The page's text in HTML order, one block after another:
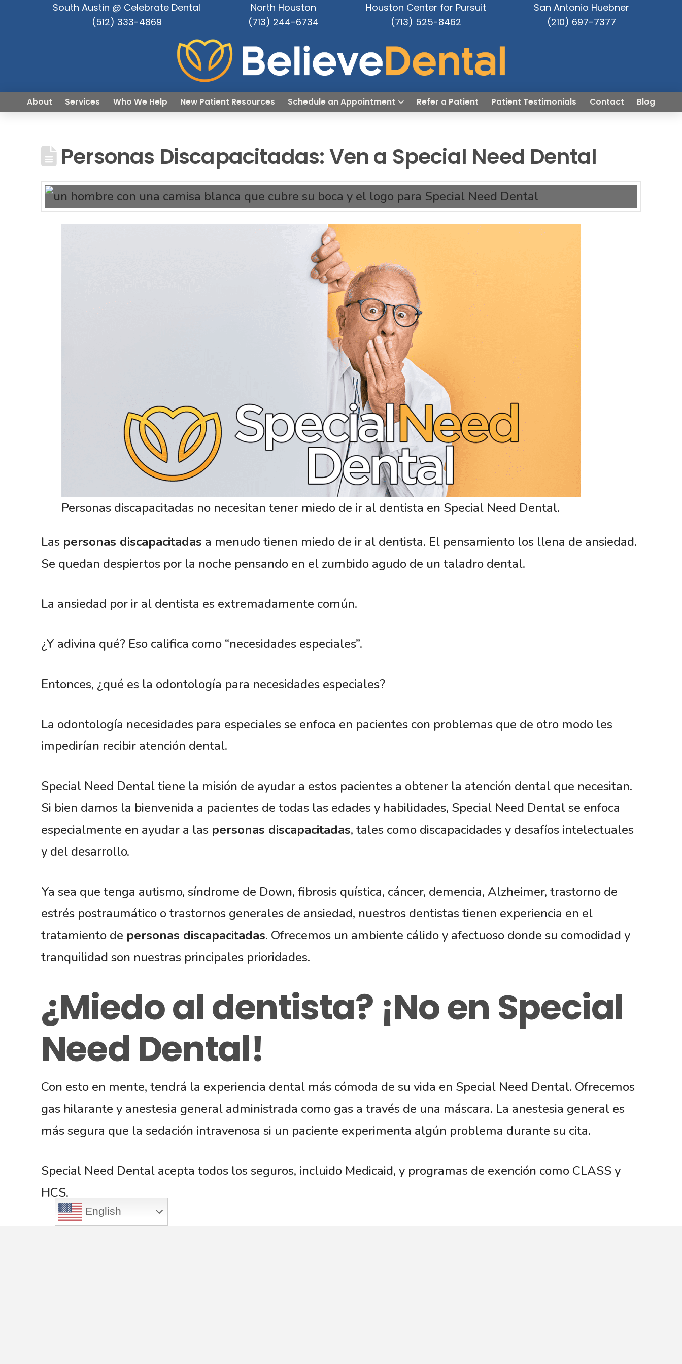
South Austin @ Celebrate Dental
(512) 333-4869
North Houston
(713) 244-6734
Houston Center for Pursuit
(713) 525-8462
San Antonio Huebner
(210) 697-7377
About Services Who We Help New Patient Resources Schedule an Appointment Refer a Patient Patient Testimonials Contact Blog
Personas Discapacitadas: Ven a Special Need Dental
Personas discapacitadas no necesitan tener miedo de ir al dentista en Special Need Dental.
Las personas discapacitadas a menudo tienen miedo de ir al dentista. El pensamiento los llena de ansiedad.
Se quedan despiertos por la noche pensando en el zumbido agudo de un taladro dental.
La ansiedad por ir al dentista es extremadamente común.
¿Y adivina qué? Eso califica como “necesidades especiales”.
Entonces, ¿qué es la odontología para necesidades especiales?
La odontología necesidades para especiales se enfoca en pacientes con problemas que de otro modo les
impedirían recibir atención dental.
Special Need Dental tiene la misión de ayudar a estos pacientes a obtener la atención dental que necesitan.
Si bien damos la bienvenida a pacientes de todas las edades y habilidades, Special Need Dental se enfoca
especialmente en ayudar a las personas discapacitadas, tales como discapacidades y desafíos intelectuales
y del desarrollo.
Ya sea que tenga autismo, síndrome de Down, fibrosis quística, cáncer, demencia, Alzheimer, trastorno de
estrés postraumático o trastornos generales de ansiedad, nuestros dentistas tienen experiencia en el
tratamiento de personas discapacitadas. Ofrecemos un ambiente cálido y afectuoso donde su comodidad y
tranquilidad son nuestras principales prioridades.
¿Miedo al dentista? ¡No en Special
Need Dental!
Con esto en mente, tendrá la experiencia dental más cómoda de su vida en Special Need Dental. Ofrecemos
gas hilarante y anestesia general administrada como gas a través de una máscara. La anestesia general es
más segura que la sedación intravenosa si un paciente experimenta algún problema durante su cita.
Special Need Dental acepta todos los seguros, incluido Medicaid, y programas de exención como CLASS y
HCS.
English